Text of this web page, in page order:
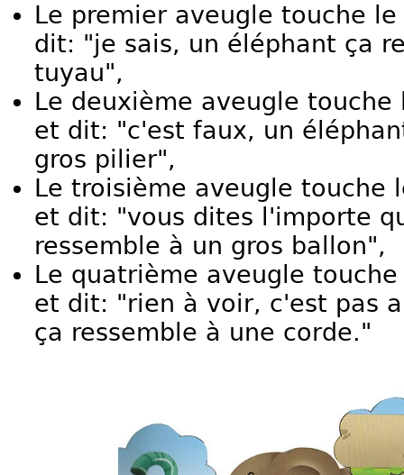
Le premier aveugle touche
dit: "je sais, un éléphant ça
tuyau",
Le deuxième aveugle
et dit: "c'est faux, un
gros pilier",
Le troisième aveugle touche
et dit: "vous dites l'importe
ressemble à un gros ballon",
Le quatrième aveugle
et dit: "rien à voir, c'est pas
ça ressemble à une corde."